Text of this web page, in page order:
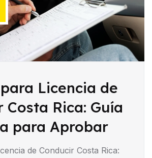
Licencia de
Costa Rica: Guía
para Aprobar
de Conducir Costa Rica: